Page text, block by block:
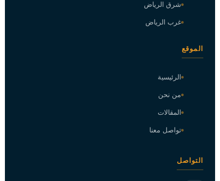
شرق الرياض
غرب الرياض
الموقع
الرئيسية
من نحن
المقالات
تواصل معنا
التواصل